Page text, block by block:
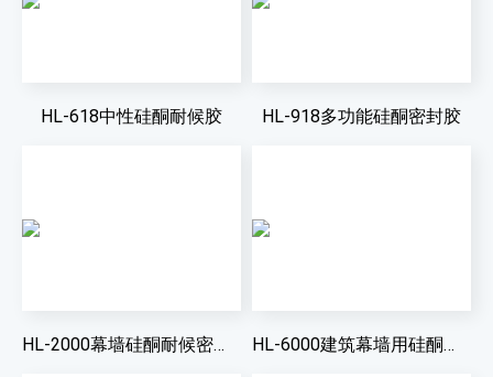
HL-618中性硅酮耐候胶 HL-918多功能硅酮密封胶
HL-2000幕墙硅酮耐候密封胶 HL-6000建筑幕墙用硅酮结构密封胶